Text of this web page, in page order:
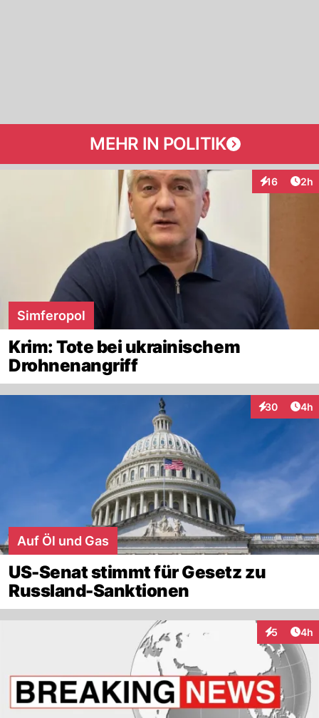
MEHR IN POLITIK
16
Interaktionen
2h
Simferopol
Krim: Tote bei ukrainischem
Drohnenangriff
30
Interaktionen
4h
Auf Öl und Gas
US-Senat stimmt für Gesetz zu
Russland-Sanktionen
5 4h